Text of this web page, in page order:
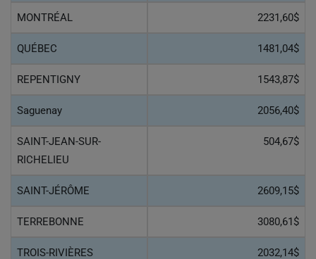
MONTRÉAL 2231,60$
QUÉBEC 1481,04$
REPENTIGNY 1543,87$
Saguenay 2056,40$
SAINT-JEAN-SUR-
RICHELIEU
504,67$
SAINT-JÉRÔME 2609,15$
TERREBONNE 3080,61$
TROIS-RIVIÈRES 2032,14$